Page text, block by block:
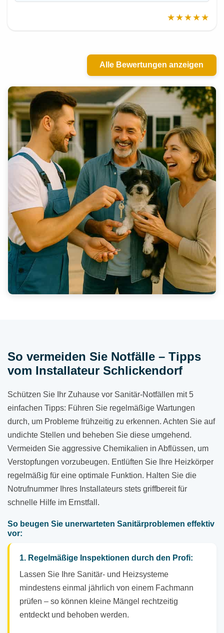
★★★★★
Alle Bewertungen anzeigen
So vermeiden Sie Notfälle – Tipps
vom Installateur Schlickendorf
Schützen Sie Ihr Zuhause vor Sanitär-Notfällen mit 5
einfachen Tipps: Führen Sie regelmäßige Wartungen
durch, um Probleme frühzeitig zu erkennen. Achten Sie auf
undichte Stellen und beheben Sie diese umgehend.
Vermeiden Sie aggressive Chemikalien in Abflüssen, um
Verstopfungen vorzubeugen. Entlüften Sie Ihre Heizkörper
regelmäßig für eine optimale Funktion. Halten Sie die
Notrufnummer Ihres Installateurs stets griffbereit für
schnelle Hilfe im Ernstfall.
So beugen Sie unerwarteten Sanitärproblemen effektiv
vor:
1. Regelmäßige Inspektionen durch den Profi:
Lassen Sie Ihre Sanitär- und Heizsysteme
mindestens einmal jährlich von einem Fachmann
prüfen – so können kleine Mängel rechtzeitig
entdeckt und behoben werden.